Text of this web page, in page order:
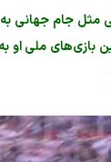
جام جهانی
ملی او